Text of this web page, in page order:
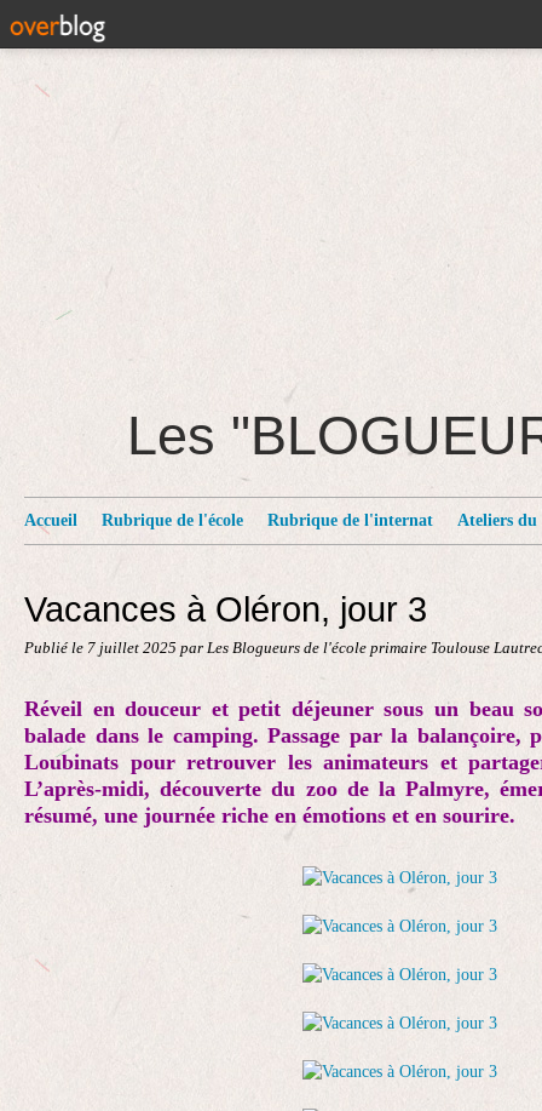
Les
Accueil Rubrique de l'école Rubrique de l'internat Ateliers du
Vacances à Oléron, jour 3
Publié le 7 juillet 2025 par Les Blogueurs de l'école primaire Toulouse
Réveil en douceur et petit déjeuner sous un beau
balade dans le camping. Passage par la balançoire,
Loubinats pour retrouver les animateurs et
L’après-midi, découverte du zoo de la Palmyre,
résumé, une journée riche en émotions et en sourire.